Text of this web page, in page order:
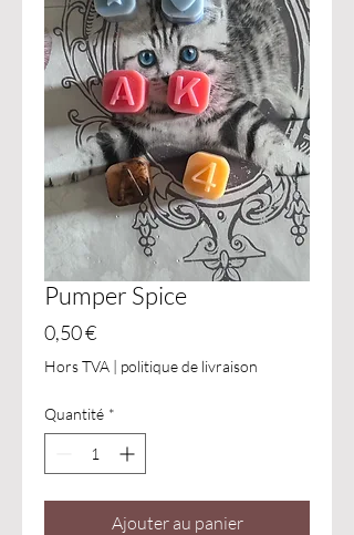
Pumper Spice
0,50 €Prix
Hors TVA | politique de livraison
Quantité *
Ajouter au panier